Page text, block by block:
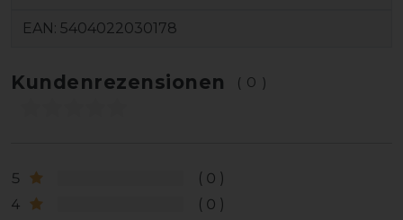
EAN: 5404022030178
Kundenrezensionen (0)
5
0
4
0